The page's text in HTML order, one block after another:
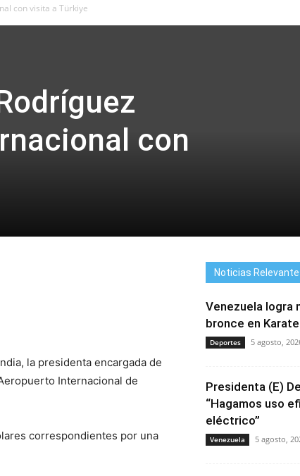
con visita a Türkiye
con
la presidenta encargada de
Internacional de
correspondientes por una
Noticias
Venezuela logra
bronce en
Deportes 5 agosto,
Presidenta (E)
“Hagamos uso
eléctrico”
Venezuela 5 agosto,